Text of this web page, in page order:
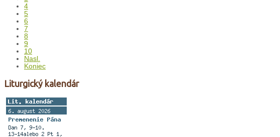
4
5
6
7
8
9
10
Nasl.
Koniec
Liturgický kalendár